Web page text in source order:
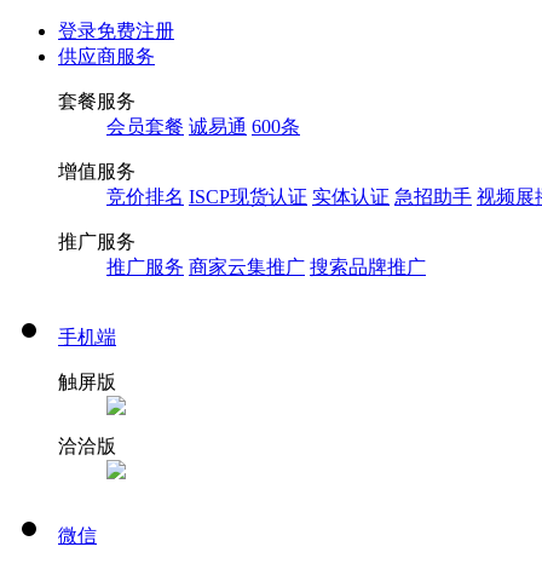
登录免费注册
供应商服务
套餐服务
会员套餐 诚易通 600条
增值服务
竞价排名 ISCP现货认证 实体认证 急招助手 视频展
推广服务
推广服务 商家云集推广 搜索品牌推广
手机端
触屏版
洽洽版
微信